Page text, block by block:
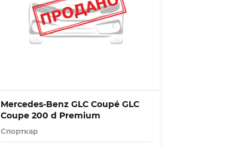
Mercedes-Benz GLC Coupé GLC
Coupe 200 d Premium
Спорткар